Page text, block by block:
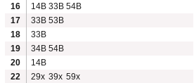
16
14B 33B 54B
17
33B 53B
18
33B
19
34B 54B
20
14B
22
29x 39x 59x